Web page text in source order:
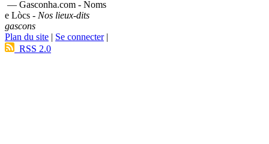
— Gasconha.com - Noms
e Lòcs - Nos lieux-dits
gascons
Plan du site | Se connecter|
RSS 2.0